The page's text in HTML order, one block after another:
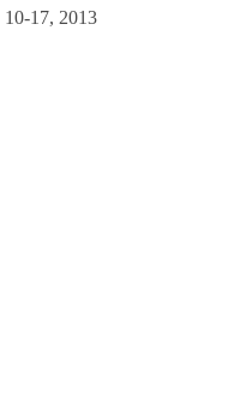
10-17, 2013